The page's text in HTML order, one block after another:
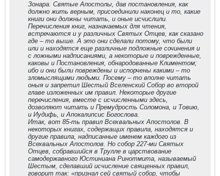
Зонара. Святые Апостолы, дав постановления, как
должно жить верным, присоединили наконец и то, какие
книги они должны читать, и оные исчислили.
Перечисления книг, назначаемых для чтения,
встречаются и у различных Святых Отцев, как сказано
где – то выше. А это они сделали потому, что были
или и находятся еще различные подложные сочинения и
с ложными надписаниями, а некоторые и поврежденные,
каковы и Постановления, обнародованные Климентом;
ибо и они были повреждены и испорчены какими – то
зломыслящими людьми. Посему – то вполне читать
оныя и запретил Шестый Вселенский Собор во второй
главе изложенных им правил. Некоторые другие
перечисления, вместе с исчисленными здесь,
дозволяют читать и Премудрость Соломона, и Товию,
и Иудифь, и Апокалипсис Богослова.
Итак, вот 85-ть правил Всехвальных Апостолов. В
некоторых книгах, содержащих правила, находятся и
другие правила, надписанные именем каждого из
Всехвальных Апостолов. Но собор 227-ми Святых
Отцев, собравшийся в Трулле в царствование
самодержавного Юстиниана Ринотмита, называемый
Шестым, сделавший исчисление священных правил,
говорит так: «признал сей святый собор, чтобы